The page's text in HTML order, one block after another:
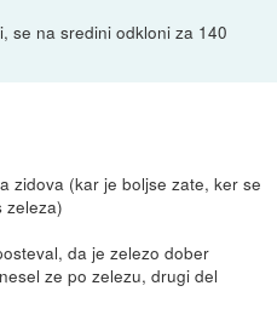
se na sredini odkloni za 140
zidova (kar je boljse zate, ker se
zeleza)
da je zelezo dober
ze po zelezu, drugi del